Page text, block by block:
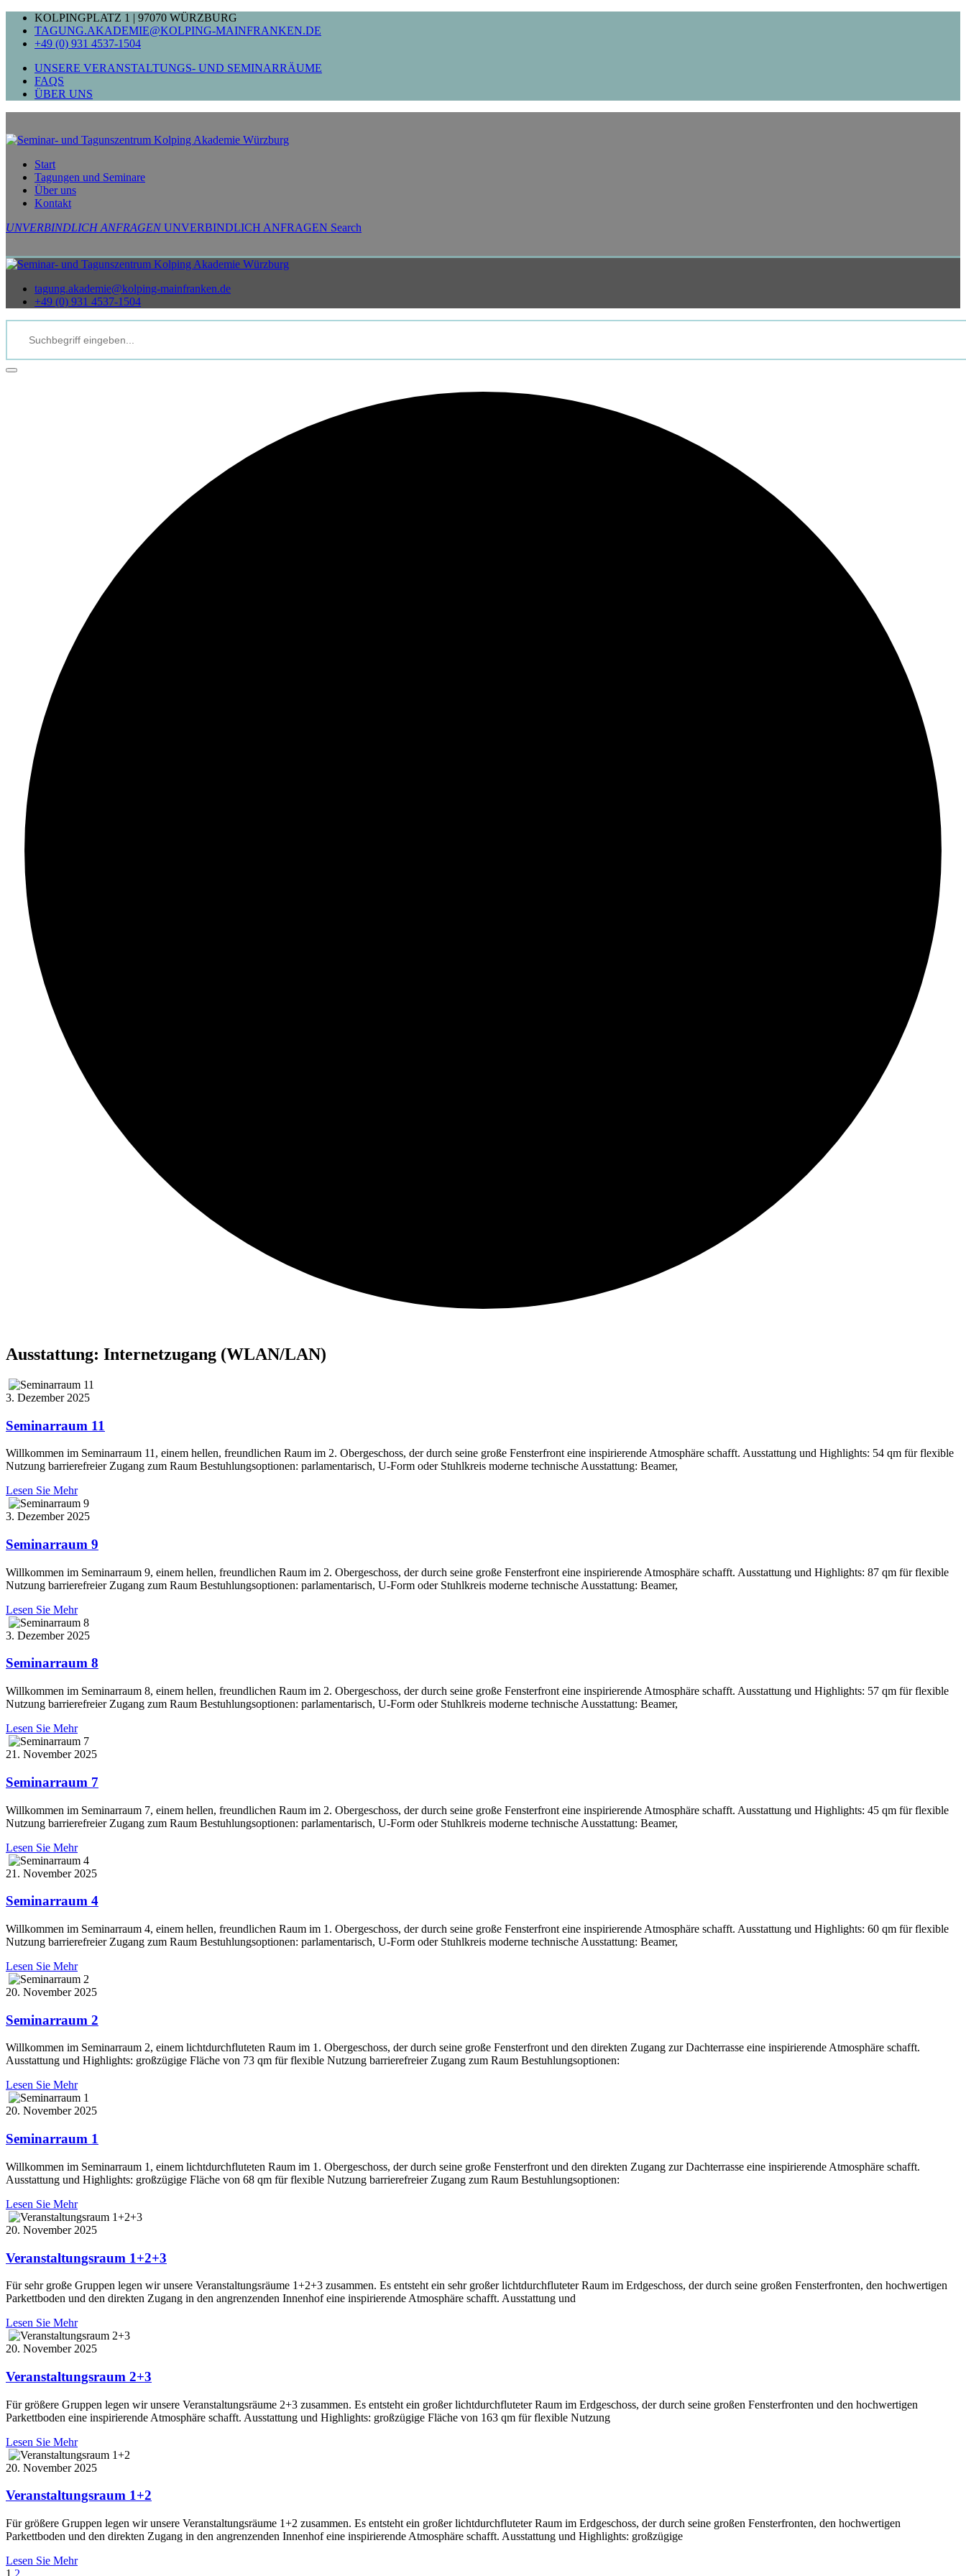
Zum
Inhalt
springen
KOLPINGPLATZ 1 | 97070 WÜRZBURG
TAGUNG.AKADEMIE@KOLPING-MAINFRANKEN.DE
+49 (0) 931 4537-1504
UNSERE VERANSTALTUNGS- UND SEMINARRÄUME
FAQS
ÜBER UNS
Start
Tagungen und Seminare
Über uns
Kontakt
UNVERBINDLICH ANFRAGEN UNVERBINDLICH ANFRAGEN Search
tagung.akademie@kolping-mainfranken.de
+49 (0) 931 4537-1504
Ausstattung: Internetzugang (WLAN/LAN)
3. Dezember 2025
Seminarraum 11
Willkommen im Seminarraum 11, einem hellen, freundlichen Raum im 2. Obergeschoss, der durch seine große Fensterfront eine inspirierende Atmosphäre schafft. Ausstattung und Highlights: 54 qm für flexible
Nutzung barrierefreier Zugang zum Raum Bestuhlungsoptionen: parlamentarisch, U-Form oder Stuhlkreis moderne technische Ausstattung: Beamer,
Lesen Sie Mehr
3. Dezember 2025
Seminarraum 9
Willkommen im Seminarraum 9, einem hellen, freundlichen Raum im 2. Obergeschoss, der durch seine große Fensterfront eine inspirierende Atmosphäre schafft. Ausstattung und Highlights: 87 qm für flexible
Nutzung barrierefreier Zugang zum Raum Bestuhlungsoptionen: parlamentarisch, U-Form oder Stuhlkreis moderne technische Ausstattung: Beamer,
Lesen Sie Mehr
3. Dezember 2025
Seminarraum 8
Willkommen im Seminarraum 8, einem hellen, freundlichen Raum im 2. Obergeschoss, der durch seine große Fensterfront eine inspirierende Atmosphäre schafft. Ausstattung und Highlights: 57 qm für flexible
Nutzung barrierefreier Zugang zum Raum Bestuhlungsoptionen: parlamentarisch, U-Form oder Stuhlkreis moderne technische Ausstattung: Beamer,
Lesen Sie Mehr
21. November 2025
Seminarraum 7
Willkommen im Seminarraum 7, einem hellen, freundlichen Raum im 2. Obergeschoss, der durch seine große Fensterfront eine inspirierende Atmosphäre schafft. Ausstattung und Highlights: 45 qm für flexible
Nutzung barrierefreier Zugang zum Raum Bestuhlungsoptionen: parlamentarisch, U-Form oder Stuhlkreis moderne technische Ausstattung: Beamer,
Lesen Sie Mehr
21. November 2025
Seminarraum 4
Willkommen im Seminarraum 4, einem hellen, freundlichen Raum im 1. Obergeschoss, der durch seine große Fensterfront eine inspirierende Atmosphäre schafft. Ausstattung und Highlights: 60 qm für flexible
Nutzung barrierefreier Zugang zum Raum Bestuhlungsoptionen: parlamentarisch, U-Form oder Stuhlkreis moderne technische Ausstattung: Beamer,
Lesen Sie Mehr
20. November 2025
Seminarraum 2
Willkommen im Seminarraum 2, einem lichtdurchfluteten Raum im 1. Obergeschoss, der durch seine große Fensterfront und den direkten Zugang zur Dachterrasse eine inspirierende Atmosphäre schafft.
Ausstattung und Highlights: großzügige Fläche von 73 qm für flexible Nutzung barrierefreier Zugang zum Raum Bestuhlungsoptionen:
Lesen Sie Mehr
20. November 2025
Seminarraum 1
Willkommen im Seminarraum 1, einem lichtdurchfluteten Raum im 1. Obergeschoss, der durch seine große Fensterfront und den direkten Zugang zur Dachterrasse eine inspirierende Atmosphäre schafft.
Ausstattung und Highlights: großzügige Fläche von 68 qm für flexible Nutzung barrierefreier Zugang zum Raum Bestuhlungsoptionen:
Lesen Sie Mehr
20. November 2025
Veranstaltungsraum 1+2+3
Für sehr große Gruppen legen wir unsere Veranstaltungsräume 1+2+3 zusammen. Es entsteht ein sehr großer lichtdurchfluteter Raum im Erdgeschoss, der durch seine großen Fensterfronten, den hochwertigen
Parkettboden und den direkten Zugang in den angrenzenden Innenhof eine inspirierende Atmosphäre schafft. Ausstattung und
Lesen Sie Mehr
20. November 2025
Veranstaltungsraum 2+3
Für größere Gruppen legen wir unsere Veranstaltungsräume 2+3 zusammen. Es entsteht ein großer lichtdurchfluteter Raum im Erdgeschoss, der durch seine großen Fensterfronten und den hochwertigen
Parkettboden eine inspirierende Atmosphäre schafft. Ausstattung und Highlights: großzügige Fläche von 163 qm für flexible Nutzung
Lesen Sie Mehr
20. November 2025
Veranstaltungsraum 1+2
Für größere Gruppen legen wir unsere Veranstaltungsräume 1+2 zusammen. Es entsteht ein großer lichtdurchfluteter Raum im Erdgeschoss, der durch seine großen Fensterfronten, den hochwertigen
Parkettboden und den direkten Zugang in den angrenzenden Innenhof eine inspirierende Atmosphäre schafft. Ausstattung und Highlights: großzügige
Lesen Sie Mehr